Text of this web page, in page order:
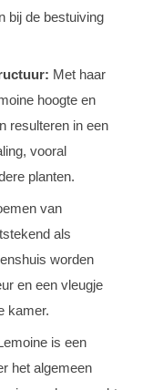
bij de bestuiving
Met haar
hoogte en
resulteren in een
vooral
planten.
van
als
worden
en een vleugje
kamer.
is een
het algemeen